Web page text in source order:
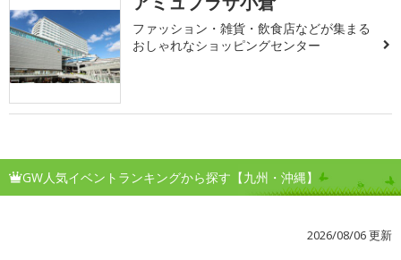
ファッション・雑貨・飲食店などが集まる
おしゃれなショッピングセンター
GW人気イベントランキングから探す【九州・沖縄】
2026/08/06 更新